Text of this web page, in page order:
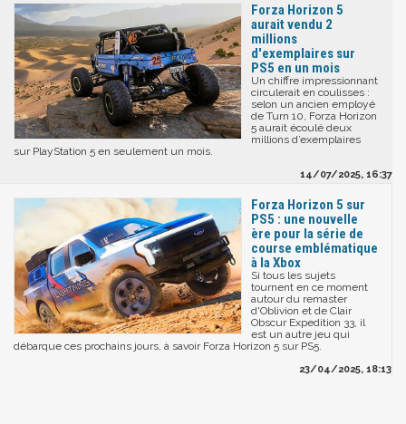
Forza Horizon 5
aurait vendu 2
millions
d'exemplaires sur
PS5 en un mois
Un chiffre impressionnant
circulerait en coulisses :
selon un ancien employé
de Turn 10, Forza Horizon
5 aurait écoulé deux
millions d’exemplaires
sur PlayStation 5 en seulement un mois.
14/07/2025, 16:37
Forza Horizon 5 sur
PS5 : une nouvelle
ère pour la série de
course emblématique
à la Xbox
Si tous les sujets
tournent en ce moment
autour du remaster
d'Oblivion et de Clair
Obscur Expedition 33, il
est un autre jeu qui
débarque ces prochains jours, à savoir Forza Horizon 5 sur PS5.
23/04/2025, 18:13